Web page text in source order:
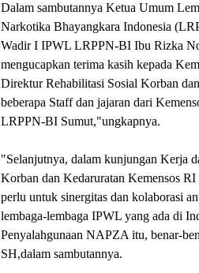
Dalam sambutannya Ketua Umum
Narkotika Bhayangkara Indonesia
Wadir I IPWL LRPPN-BI Ibu Rizka
mengucapkan terima kasih kepada
Direktur Rehabilitasi Sosial Korban
beberapa Staff dan jajaran dari
LRPPN-BI Sumut,"ungkapnya.
"Selanjutnya, dalam kunjungan Kerja
Korban dan Kedaruratan Kemensos
perlu untuk sinergitas dan kolaborasi
lembaga-lembaga IPWL yang ada di
Penyalahgunaan NAPZA itu, benar-
SH,dalam sambutannya.